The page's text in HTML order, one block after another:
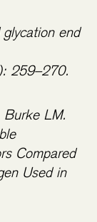
end
259–270.
Burke LM.
Compared
Used in